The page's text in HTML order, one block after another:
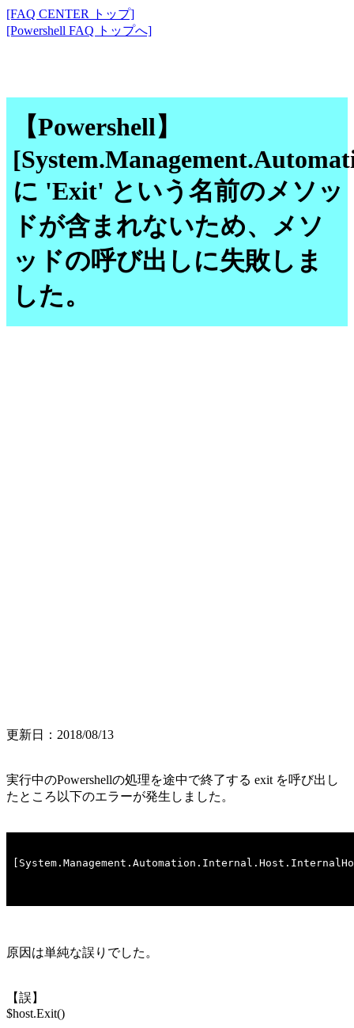
[FAQ CENTER トップ]
[Powershell FAQ トップへ]
【Powershell】
に 'Exit' という名前のメソッ
ドが含まれないため、メソ
ッドの呼び出しに失敗しま
した。
更新日：2018/08/13
実行中のPowershellの処理を途中で終了する exit を呼び出し
たところ以下のエラーが発生しました。
原因は単純な誤りでした。
【誤】
$host.Exit()